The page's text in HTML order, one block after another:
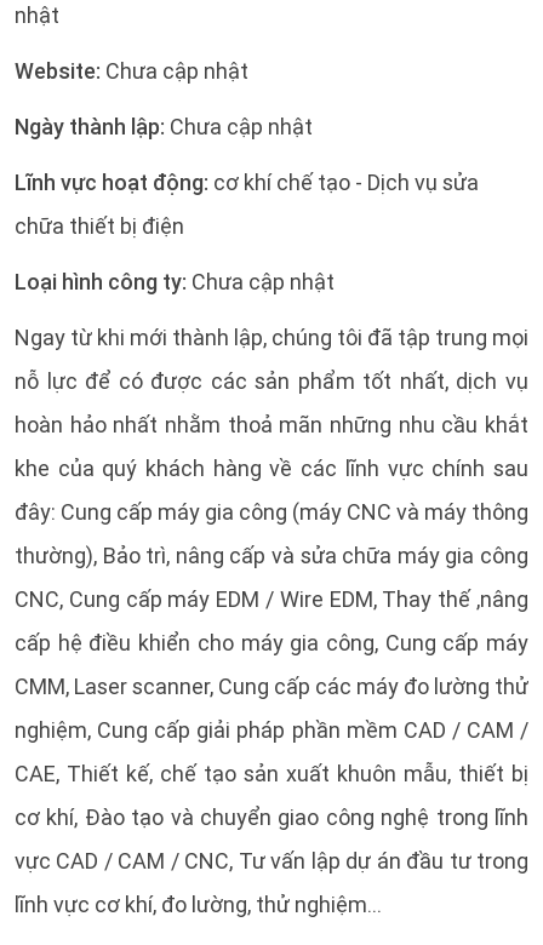
nhật
Website: Chưa cập nhật
Ngày thành lập: Chưa cập nhật
Lĩnh vực hoạt động: cơ khí chế tạo - Dịch vụ sửa
chữa thiết bị điện
Loại hình công ty: Chưa cập nhật
Ngay từ khi mới thành lập, chúng tôi đã tập trung mọi
nỗ lực để có được các sản phẩm tốt nhất, dịch vụ
hoàn hảo nhất nhằm thoả mãn những nhu cầu khắt
khe của quý khách hàng về các lĩnh vực chính sau
đây: Cung cấp máy gia công (máy CNC và máy thông
thường), Bảo trì, nâng cấp và sửa chữa máy gia công
CNC, Cung cấp máy EDM / Wire EDM, Thay thế ,nâng
cấp hệ điều khiển cho máy gia công, Cung cấp máy
CMM, Laser scanner, Cung cấp các máy đo lường thử
nghiệm, Cung cấp giải pháp phần mềm CAD / CAM /
CAE, Thiết kế, chế tạo sản xuất khuôn mẫu, thiết bị
cơ khí, Đào tạo và chuyển giao công nghệ trong lĩnh
vực CAD / CAM / CNC, Tư vấn lập dự án đầu tư trong
lĩnh vực cơ khí, đo lường, thử nghiệm…